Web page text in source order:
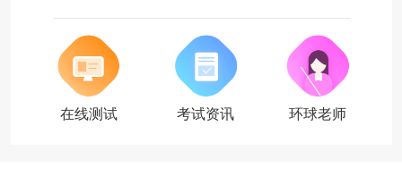
在线测试 考试资讯 环球老师